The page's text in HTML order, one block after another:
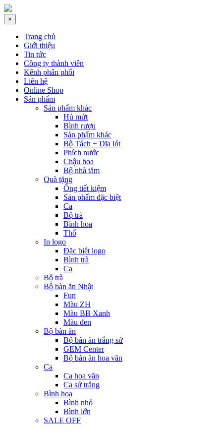
×
Trang chủ
Giới thiệu
Tin tức
Công ty thành viên
Kênh phân phối
Liên hệ
Online Shop
Sản phẩm
Sản phẩm khác
Hủ mứt
Bình rượu
Sản phẩm khác
Bộ Tách + Dĩa lót
Phích nước
Chậu hoa
Bộ nhà tắm
Quà tặng
Ống tiết kiệm
Sản phẩm đặc biệt
Ca
Bộ trà
Bình hoa
Thố
In logo
Đặc biệt logo
Bình trà
Ca
Bộ trà
Bộ bàn ăn Nhật
Fun
Màu ZH
Màu BB Xanh
Màu đen
Bộ bàn ăn
Bộ bàn ăn trắng sứ
GEM Center
Bộ bàn ăn hoa văn
Ca
Ca hoa văn
Ca sứ trắng
Bình hoa
Bình nhỏ
Bình lớn
SALE OFF